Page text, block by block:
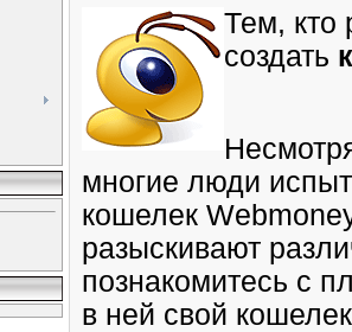
Тем, кто
создать
многие люди
кошелек
разыскивают
познакомитесь с
в ней свой